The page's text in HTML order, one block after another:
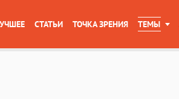
СТАТЬИ ТОЧКА ЗРЕНИЯ ТЕМЫ